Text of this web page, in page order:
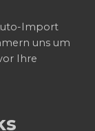
Import
uns um
Ihre